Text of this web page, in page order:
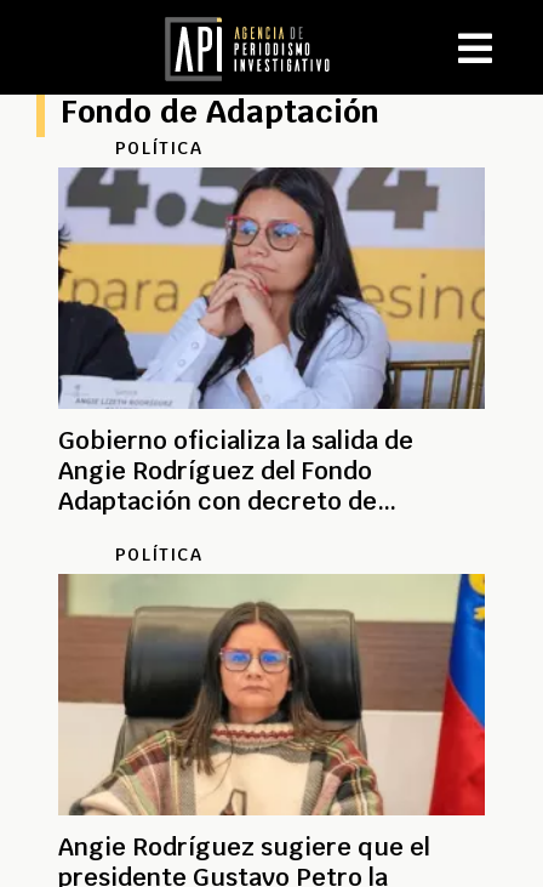
Fondo de Adaptación
POLÍTICA
Gobierno oficializa la salida de
Angie Rodríguez del Fondo
Adaptación con decreto de
POLÍTICA
Angie Rodríguez sugiere que el
presidente Gustavo Petro la